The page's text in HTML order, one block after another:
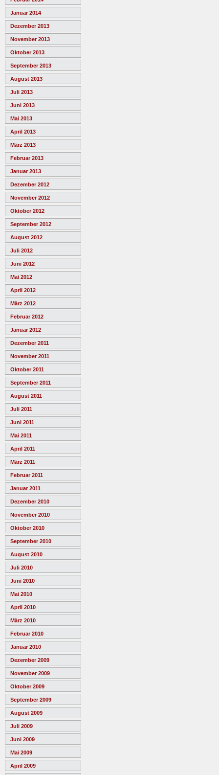
Januar 2014
Dezember 2013
November 2013
Oktober 2013
September 2013
August 2013
Juli 2013
Juni 2013
Mai 2013
April 2013
März 2013
Februar 2013
Januar 2013
Dezember 2012
November 2012
Oktober 2012
September 2012
August 2012
Juli 2012
Juni 2012
Mai 2012
April 2012
März 2012
Februar 2012
Januar 2012
Dezember 2011
November 2011
Oktober 2011
September 2011
August 2011
Juli 2011
Juni 2011
Mai 2011
April 2011
März 2011
Februar 2011
Januar 2011
Dezember 2010
November 2010
Oktober 2010
September 2010
August 2010
Juli 2010
Juni 2010
Mai 2010
April 2010
März 2010
Februar 2010
Januar 2010
Dezember 2009
November 2009
Oktober 2009
September 2009
August 2009
Juli 2009
Juni 2009
Mai 2009
April 2009